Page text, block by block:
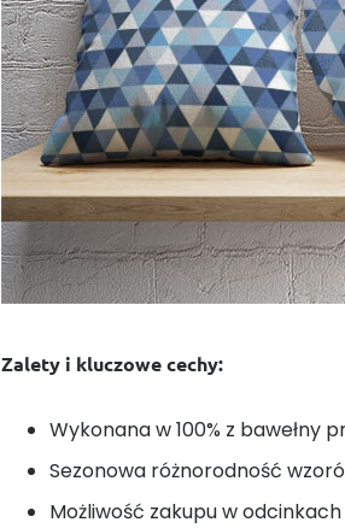
Zalety i kluczowe cechy:
Wykonana w 100% z bawełny
Sezonowa różnorodność
Możliwość zakupu w